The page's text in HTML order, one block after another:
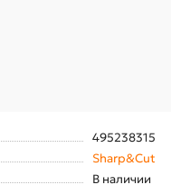
495238315
Sharp&Cut
В наличии